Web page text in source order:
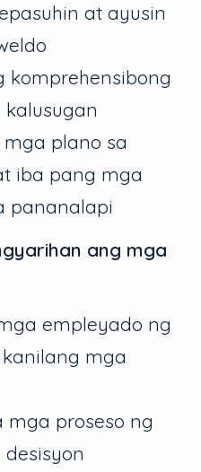
at ayusin
komprehensibong
kalusugan
plano sa
iba pang mga
pananalapi
ang mga
empleyado ng
mga
mga proseso ng